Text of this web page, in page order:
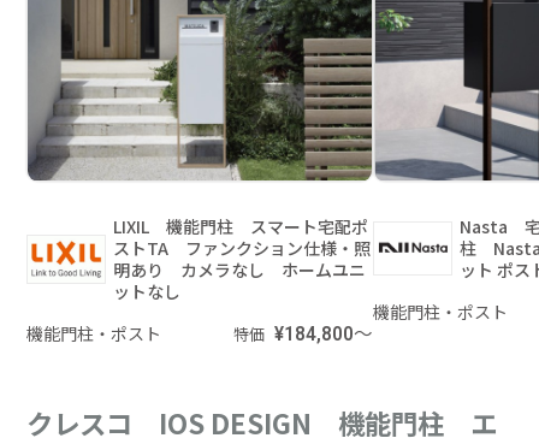
LIXIL 機能門柱 スマート宅配ポ
ストTA ファンクション仕様・照
明あり カメラなし ホームユニ
ットなし
機能門柱・ポスト
特価 ¥184,800～
Nasta 宅
柱 Nasta
ット ポス
機能門柱・ポスト
クレスコ IOS DESIGN 機能門柱 エ